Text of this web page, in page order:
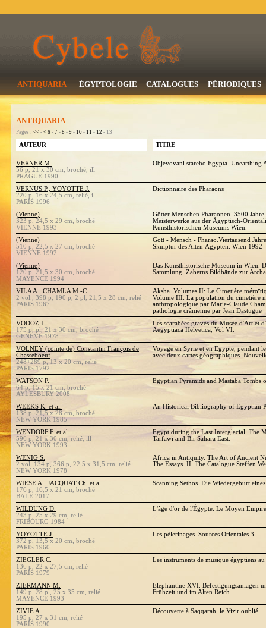
ANTIQUARIA ÉGYPTOLOGIE CATALOGUES PÉRIODIQUES
ANTIQUARIA
Pages : << - < 6 - 7 - 8 - 9 - 10 - 11 - 12 - 13
AUTEUR TITRE
VERNER M.
56 p, 21 x 30 cm, broché, ill
PRAGUE 1990
Objevovani stareho Egypta. Unearthing
VERNUS P., YOYOTTE J.
220 p, 16 x 24,5 cm, relié, ill.
PARIS 1996
Dictionnaire des Pharaons
(Vienne)
323 p, 24,5 x 29 cm, broché
VIENNE 1993
Götter Menschen Pharaonen. 3500
Meisterwerke aus der Ägyptisch-
Kunsthistorischen Museums Wien.
(Vienne)
510 p, 22,5 x 27 cm, broché
VIENNE 1992
Gott - Mensch - Pharao.Viertausend
Skulptur des Alten Ägypten. Wien 1992
(Vienne)
120 p, 21,5 x 30 cm, broché
MAYENCE 1994
Das Kunsthistorische Museum in Wien.
Sammlung. Zaberns Bildbände zur
VILA A., CHAMLA M.-C.
2 vol., 398 p, 190 p, 2 pl, 21,5 x 28 cm, relié
PARIS 1967
Aksha. Volumes II: Le Cimetière
Volume III: La population du cimetière
anthropologique par Marie-Claude
pathologie crânienne par Jean Dastugue
VODOZ I.
175 p, pl, 21 x 30 cm, broché
GENEVE 1978
Les scarabées gravés du Musée d'Art et
Aegyptiaca Helvetica, Vol VI.
VOLNEY (comte de) Constantin François de
Chasseboeuf
248+289 p, 13 x 20 cm, relié
PARIS 1792
Voyage en Syrie et en Egypte, pendant
avec deux cartes géographiques.
WATSON P.
64 p, 15 x 21 cm, broché
AYLESBURY 2008
Egyptian Pyramids and Mastaba Tombs
WEEKS K. et al.
138 p, 21,5 x 28 cm, broché
NEW YORK 1985
An Historical Bibliography of Egyptian
WENDORF F. et al.
596 p, 21 x 30 cm, relié, ill
NEW YORK 1993
Egypt during the Last Interglacial. The
Tarfawi and Bir Sahara East.
WENIG S.
2 vol, 134 p, 366 p, 22,5 x 31,5 cm, relié
NEW YORK 1978
Africa in Antiquity. The Art of Ancient
The Essays. II. The Catalogue Steffen
WIESE A., JACQUAT Ch. et al.
176 p, 16,5 x 21 cm, broché
BALE 2017
Scanning Sethos. Die Wiedergeburt
WILDUNG D.
243 p, 25 x 29 cm, relié
FRIBOURG 1984
L'âge d'or de l'Égypte: Le Moyen Empire
YOYOTTE J.
372 p, 13,5 x 20 cm, broché
PARIS 1960
Les pèlerinages. Sources Orientales 3
ZIEGLER C.
136 p, 22 x 27,5 cm, relié
PARIS 1979
Les instruments de musique égyptiens
ZIERMANN M.
149 p, 28 pl, 25 x 35 cm, relié
MAYENCE 1993
Elephantine XVI. Befestigungsanlagen
Frühzeit und im Alten Reich.
ZIVIE A.
195 p, 27 x 31 cm, relié
PARIS 1990
Découverte à Saqqarah, le Vizir oublié